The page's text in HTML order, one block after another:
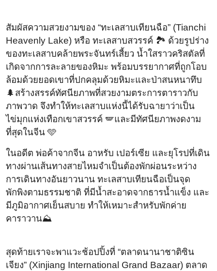
สัมผัสความสวยงามของ “ทะเลสาบเทียนฉือ” (Tianchi
Heavenly Lake) หรือ ทะเลสาบสวรรค์ 🏞️ ด้วยรูปร่าง
ของทะเลสาบคล้ายพระจันทร์เสี้ยว น้ำใสราวคริสตัลที่
เกิดจากการละลายของหิมะ พร้อมบรรยากาศที่ถูกโอบ
ล้อมด้วยยอดเขาที่ปกคลุมด้วยหิมะและป่าสนหนาทึบ
🌲สร้างสรรค์ทัศนียภาพที่สวยงามตระการตาราวกับ
ภาพวาด จึงทำให้ทะเลสาบแห่งนี้ได้รับฉายาว่าเป็น
ไข่มุกแห่งเทือกเขาสวรรค์ 🪽และมีทัศนียภาพงดงาม
ที่สุดในจีน 🩵
ในอดีต พ่อค้าจากจีน อาหรับ เปอร์เซีย และยุโรปที่เดิน
ทางผ่านเส้นทางสายไหมจำเป็นต้องพักผ่อนระหว่าง
การเดินทางอันยาวนาน ทะเลสาบเทียนฉือเป็นจุด
พักพิงตามธรรมชาติ ที่มีน้ำสะอาดจากธารน้ำแข็ง และ
มีภูมิอากาศเย็นสบาย ทำให้เหมาะสำหรับพักค่าย
คาราวาน⛰️
สุดท้ายเราจะพาแวะช้อปปิ้งที่ “ตลาดนานาชาติซิน
เจียง” (Xinjiang International Grand Bazaar) ตลาด